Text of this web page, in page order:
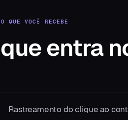
QUE VOCÊ RECEBE
entra
Rastreamento do clique ao